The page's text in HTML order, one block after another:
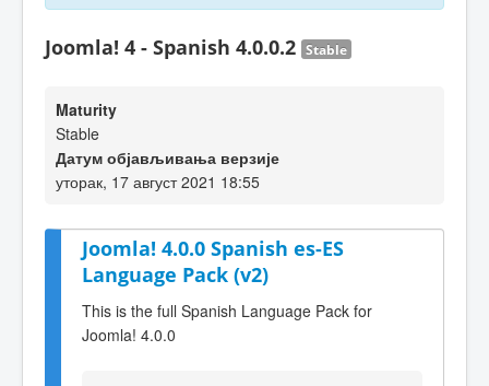
Joomla! 4 - Spanish 4.0.0.2 Stable
Maturity
Stable
Датум објављивања верзије
уторак, 17 август 2021 18:55
Joomla! 4.0.0 Spanish es-ES
Language Pack (v2)
This is the full Spanish Language Pack for
Joomla! 4.0.0